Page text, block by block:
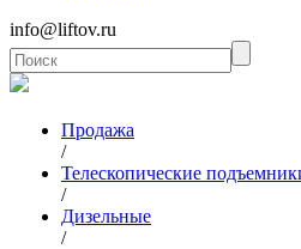
info@liftov.ru
Продажа
/
Телескопические
/
Дизельные
/